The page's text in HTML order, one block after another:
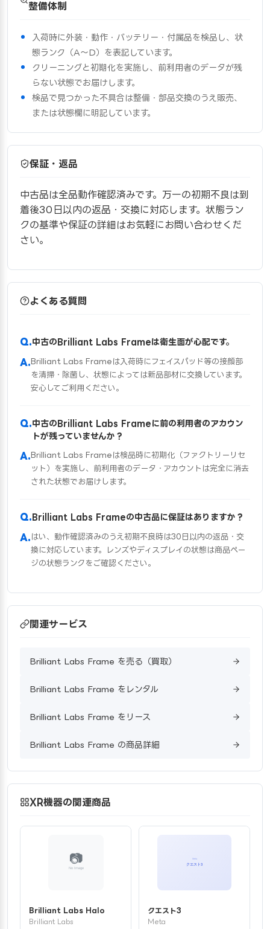
整備体制
入荷時に外装・動作・バッテリー・付属品を検品し、状
態ランク（A〜D）を表記しています。
クリーニングと初期化を実施し、前利用者のデータが残
らない状態でお届けします。
検品で見つかった不具合は整備・部品交換のうえ販売、
または状態欄に明記しています。
保証・返品
中古品は全品動作確認済みです。万一の初期不良は到
着後30日以内の返品・交換に対応します。状態ラン
クの基準や保証の詳細はお気軽にお問い合わせくだ
さい。
よくある質問
中古のBrilliant Labs Frameは衛生面が心配です。
Brilliant Labs Frameは入荷時にフェイスパッド等の接顔部
を清掃・除菌し、状態によっては新品部材に交換しています。
安心してご利用ください。
中古のBrilliant Labs Frameに前の利用者のアカウン
トが残っていませんか？
Brilliant Labs Frameは検品時に初期化（ファクトリーリセ
ット）を実施し、前利用者のデータ・アカウントは完全に消去
された状態でお届けします。
Brilliant Labs Frameの中古品に保証はありますか？
はい、動作確認済みのうえ初期不良時は30日以内の返品・交
換に対応しています。レンズやディスプレイの状態は商品ペー
ジの状態ランクをご確認ください。
関連サービス
Brilliant Labs Frame を売る（買取）
Brilliant Labs Frame をレンタル
Brilliant Labs Frame をリース
Brilliant Labs Frame の商品詳細
XR機器の関連商品
Brilliant Labs Halo
Brilliant Labs
クエスト3
Meta